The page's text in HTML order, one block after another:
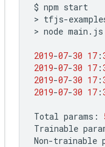
$ npm start
> tfjs-
> node main . js
2019-07-30 17 :
2019-07-30 17 :
2019-07-30 17 :
2019-07-30 17 :
Total params :
Trainable
Non-trainable